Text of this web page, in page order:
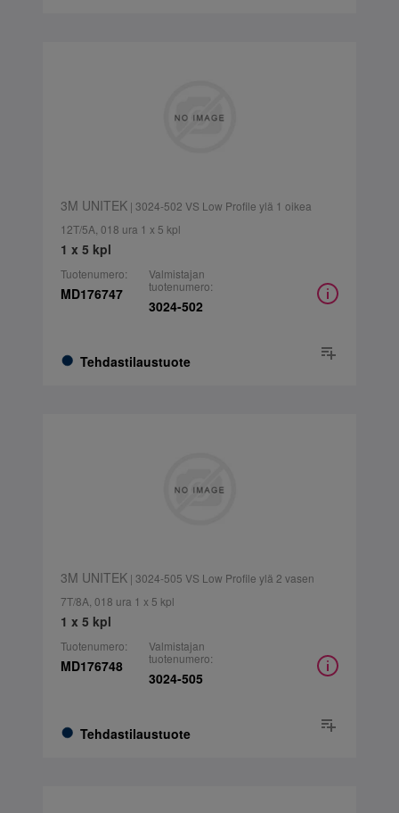
3M UNITEK| 3024-502 VS Low Profile ylä 1 oikea
12T/5A, 018 ura 1 x 5 kpl
1 x 5 kpl
Tuotenumero:
MD176747
Tehdastilaustuote
Valmistajan
tuotenumero:
3024-502
3M UNITEK| 3024-505 VS Low Profile ylä 2 vasen
7T/8A, 018 ura 1 x 5 kpl
1 x 5 kpl
Tuotenumero:
MD176748
Tehdastilaustuote
Valmistajan
tuotenumero:
3024-505